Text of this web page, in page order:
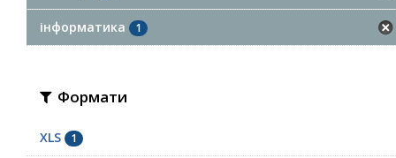
інформатика 1
Формати
XLS 1